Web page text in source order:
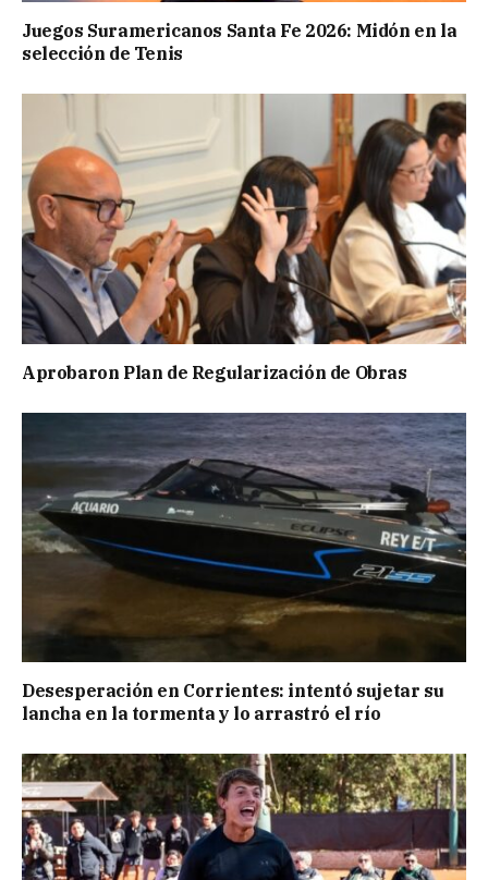
Juegos Suramericanos Santa Fe 2026: Midón en la
selección de Tenis
Aprobaron Plan de Regularización de Obras
Desesperación en Corrientes: intentó sujetar su
lancha en la tormenta y lo arrastró el río